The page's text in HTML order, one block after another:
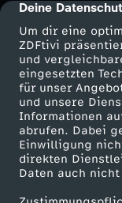
cmp-dialog-
Deine
Um dir eine
ZDFtivi
und
eingesetzten
für unser
und unsere
Informationen
abrufen. Dabei
Einwilligung
direkten
Daten auch
n
m
a
n
m
Mehr ZDF
ZDF-Apps
Smart TV
ZDFtext